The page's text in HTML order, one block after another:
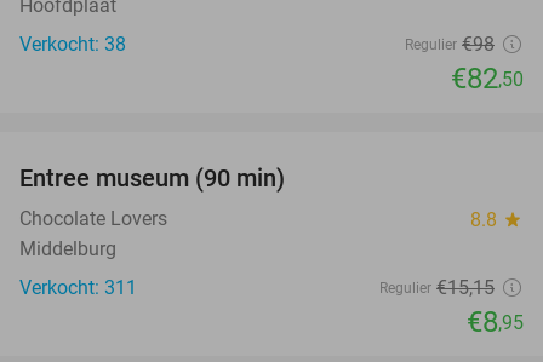
Hoofdplaat
Verkocht: 38
Regulier €98
€82,50
Entree museum (90 min)
Chocolate Lovers 8.8 star
Middelburg
Verkocht: 311
Regulier €15,15
€8,95